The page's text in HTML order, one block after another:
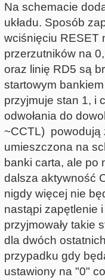
Na schemacie
układu. Sposób
wciśnięciu RESET
przerzutników na
oraz linię RD5 są
startowym
przyjmuje stan 1, i
odwołania do
~CCTL) powodują
umieszczona na
banki carta, ale po
dalsza aktywność
nigdy więcej nie
nastąpi zapętlenie
przyjmowały takie
dla dwóch
przypadku gdy
ustawiony na "0"